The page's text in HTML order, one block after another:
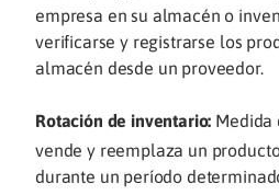
empresa en su almacén o
verificarse y registrarse los
almacén desde un proveedor.
Rotación de inventario: Medida
vende y reemplaza un
durante un período